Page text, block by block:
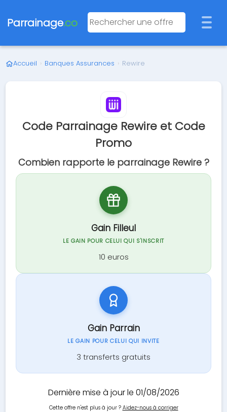
Parrainage.co
Accueil › Banques Assurances › Rewire
Code Parrainage Rewire et Code
Promo
Combien rapporte le parrainage Rewire ?
Gain Filleul
LE GAIN POUR CELUI QUI S'INSCRIT
10 euros
Gain Parrain
LE GAIN POUR CELUI QUI INVITE
3 transferts gratuits
Dernière mise à jour le 01/08/2026
Cette offre n'est plus à jour ? Aidez-nous à corriger